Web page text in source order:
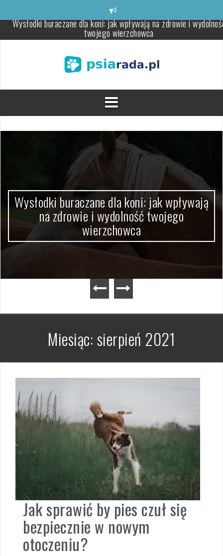
content
Jak chronić swojego dużego psa przed kleszczami?
Wysłodki buraczane niemelasowane: idealne dla koni z
Aleksandretta – wszechstronny towarzysz, którego warto
Stylowe meble sypialniane, które odmienią twoje wnętrze
Wysłodki buraczane dla koni: jak wpływają na zdrowie i
twojego wierzchowca
Wysłodki buraczane dla koni: jak wpływają
na zdrowie i wydolność twojego
wierzchowca
Miesiąc:sierpień 2021
Jak sprawić by pies czuł się
bezpiecznie w nowym
otoczeniu?